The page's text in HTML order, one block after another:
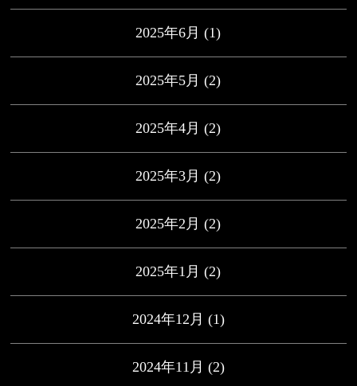
2025年6月 (1)
2025年5月 (2)
2025年4月 (2)
2025年3月 (2)
2025年2月 (2)
2025年1月 (2)
2024年12月 (1)
2024年11月 (2)